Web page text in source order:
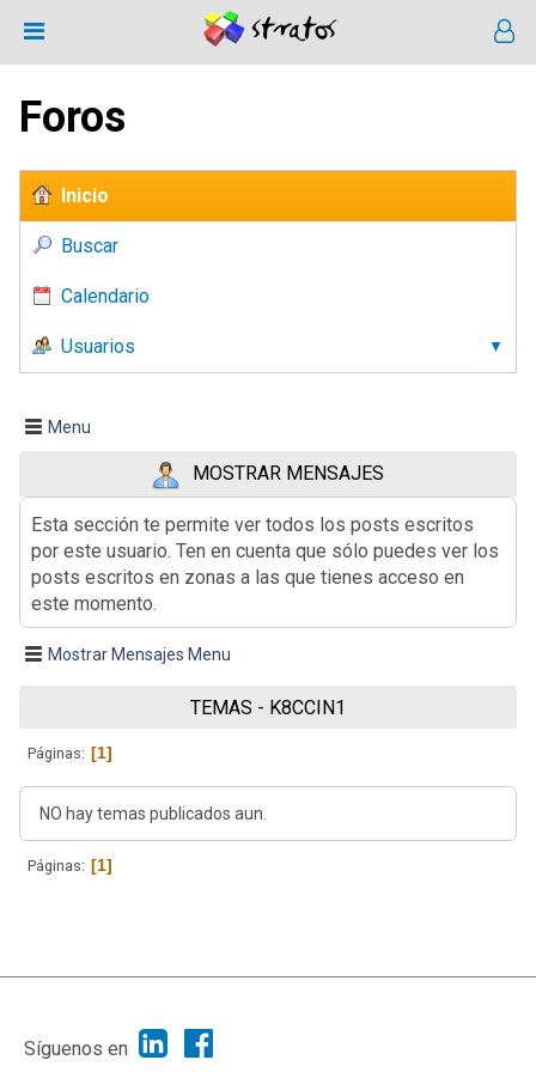
Foros
Inicio
Buscar
Calendario
Usuarios
Menu
MOSTRAR MENSAJES
Esta sección te permite ver todos los posts escritos
por este usuario. Ten en cuenta que sólo puedes ver los
posts escritos en zonas a las que tienes acceso en
este momento.
Mostrar Mensajes Menu
TEMAS - K8CCIN1
Páginas 1
NO hay temas publicados aun.
Páginas 1
|
Síguenos en